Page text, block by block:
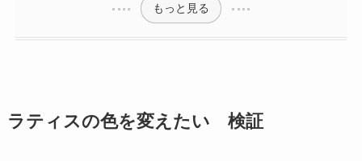
もっと見る
ラティスの色を変えたい 検証